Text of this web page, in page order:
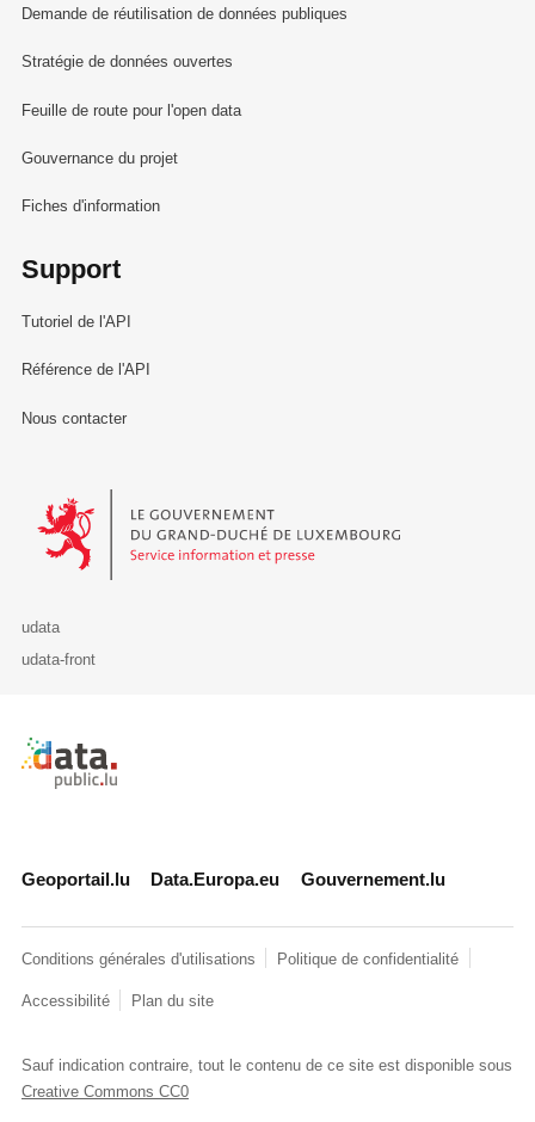
Demande de réutilisation de données publiques
Stratégie de données ouvertes
Feuille de route pour l'open data
Gouvernance du projet
Fiches d'information
Support
Tutoriel de l'API
Référence de l'API
Nous contacter
Le Gouvernement du Grand-Duché de Luxembourg - Service
udata
udata-front
Retour à l'accueil de data.public.lu
Geoportail.lu Data.Europa.eu Gouvernement.lu
Conditions générales d'utilisations Politique de confidentialité
Accessibilité Plan du site
Sauf indication contraire, tout le contenu de ce site est disponible sous
Creative Commons CC0